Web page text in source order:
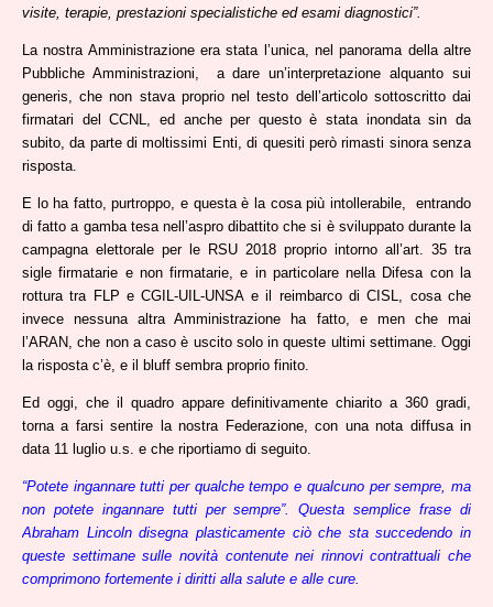
visite, terapie, prestazioni specialistiche ed esami diagnostici”.
La nostra Amministrazione era stata l’unica, nel panorama della altre
Pubbliche Amministrazioni, a dare un’interpretazione alquanto sui
generis, che non stava proprio nel testo dell’articolo sottoscritto dai
firmatari del CCNL, ed anche per questo è stata inondata sin da
subito, da parte di moltissimi Enti, di quesiti però rimasti sinora senza
risposta.
E lo ha fatto, purtroppo, e questa è la cosa più intollerabile, entrando
di fatto a gamba tesa nell’aspro dibattito che si è sviluppato durante la
campagna elettorale per le RSU 2018 proprio intorno all’art. 35 tra
sigle firmatarie e non firmatarie, e in particolare nella Difesa con la
rottura tra FLP e CGIL-UIL-UNSA e il reimbarco di CISL, cosa che
invece nessuna altra Amministrazione ha fatto, e men che mai
l’ARAN, che non a caso è uscito solo in queste ultimi settimane. Oggi
la risposta c’è, e il bluff sembra proprio finito.
Ed oggi, che il quadro appare definitivamente chiarito a 360 gradi,
torna a farsi sentire la nostra Federazione, con una nota diffusa in
data 11 luglio u.s. e che riportiamo di seguito.
“Potete ingannare tutti per qualche tempo e qualcuno per sempre, ma
non potete ingannare tutti per sempre”. Questa semplice frase di
Abraham Lincoln disegna plasticamente ciò che sta succedendo in
queste settimane sulle novità contenute nei rinnovi contrattuali che
comprimono fortemente i diritti alla salute e alle cure.